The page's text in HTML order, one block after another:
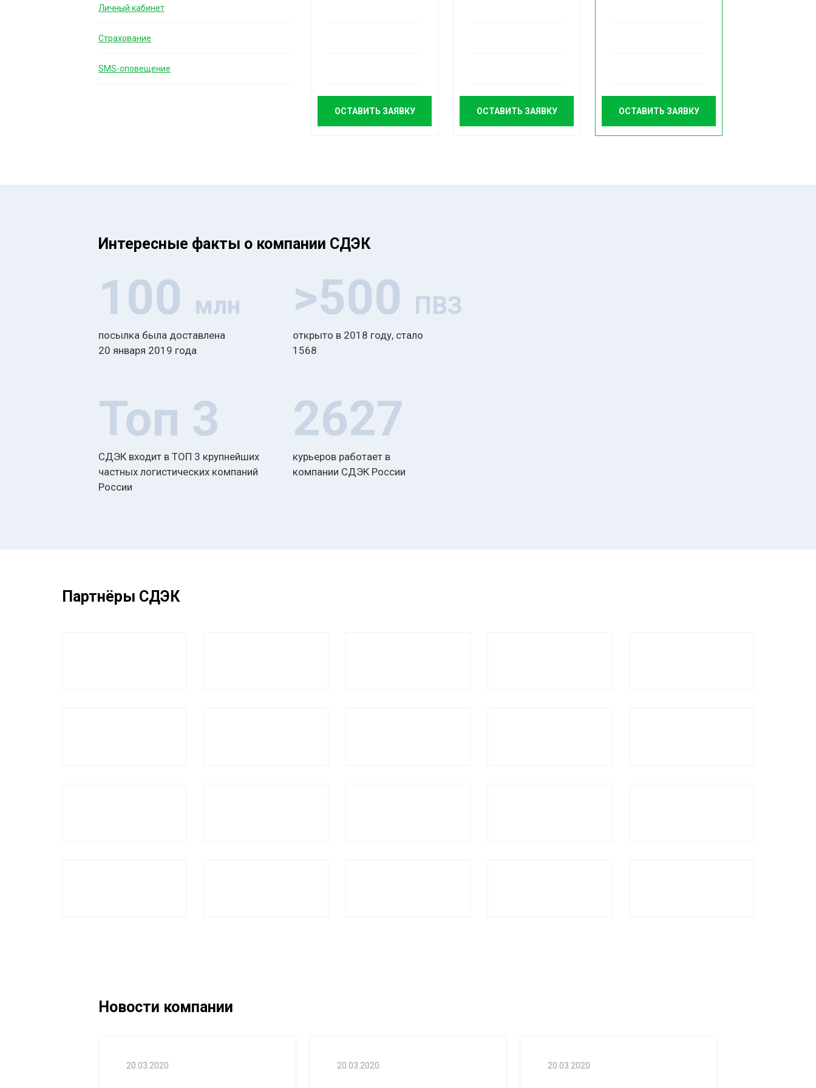
Личный кабинет
Страхование
SMS-оповещение
ОСТАВИТЬ ЗАЯВКУ ОСТАВИТЬ ЗАЯВКУ ОСТАВИТЬ ЗАЯВКУ
Интересные факты о компании СДЭК
100 млн
посылка была доставлена
20 января 2019 года
>500 ПВЗ
открыто в 2018 году, стало
1568
Топ 3
СДЭК входит в ТОП 3 крупнейших
частных логистических компаний
России
2627
курьеров работает в
компании СДЭК России
Партнёры СДЭК
Новости компании
20.03.2020 20.03.2020 20.03.2020